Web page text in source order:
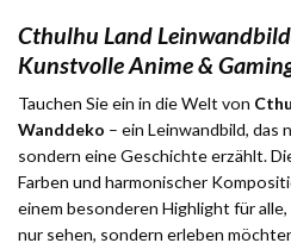
Cthulhu Land
Kunstvolle Anime &
Tauchen Sie ein in die Welt von
Wanddeko – ein Leinwandbild, das
sondern eine Geschichte erzählt.
Farben und harmonischer
einem besonderen Highlight für
nur sehen, sondern erleben